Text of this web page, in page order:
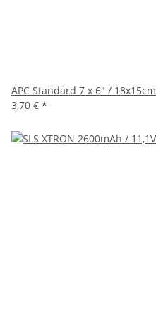
APC Standard 7 x 6" / 18x15cm
3,70 € *